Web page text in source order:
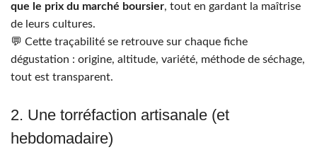
que le prix du marché boursier, tout en gardant la maîtrise
de leurs cultures.
💬 Cette traçabilité se retrouve sur chaque fiche
dégustation : origine, altitude, variété, méthode de séchage,
tout est transparent.
2. Une torréfaction artisanale (et
hebdomadaire)